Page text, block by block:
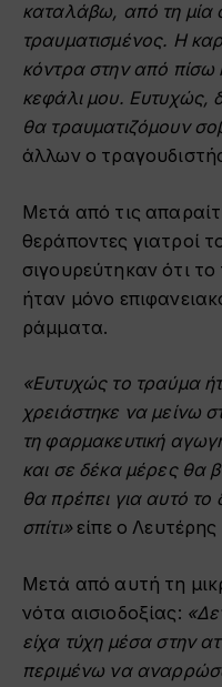
καταλάβω, από τη μία
τραυματισμένος. Η
κόντρα στην από πίσω
κεφάλι μου. Ευτυχώς,
θα τραυματιζόμουν
άλλων ο
Μετά από τις
θεράποντες γιατροί
σιγουρεύτηκαν ότι
ήταν μόνο
ράμματα.
«Ευτυχώς το τραύμα
χρειάστηκε να μείνω
τη φαρμακευτική
και σε δέκα μέρες θα
θα πρέπει για αυτό
σπίτι»είπε ο
Μετά από αυτή τη
νότα αισιοδοξίας:
είχα τύχη μέσα στην
περιμένω να